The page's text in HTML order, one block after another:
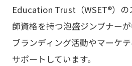
Education Trust（WSET®）
師資格を持つ泡盛ジンブナー
ブランディング活動やマーケ
サポートしています。